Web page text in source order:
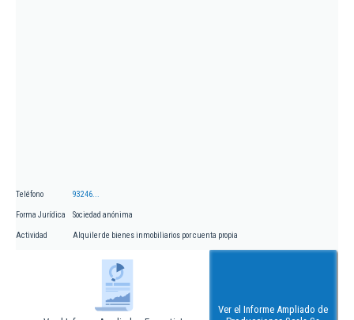
Teléfono 93246...
Forma Jurídica Sociedad anónima
Actividad Alquiler de bienes inmobiliarios por cuenta propia
Ver el Informe Ampliado de